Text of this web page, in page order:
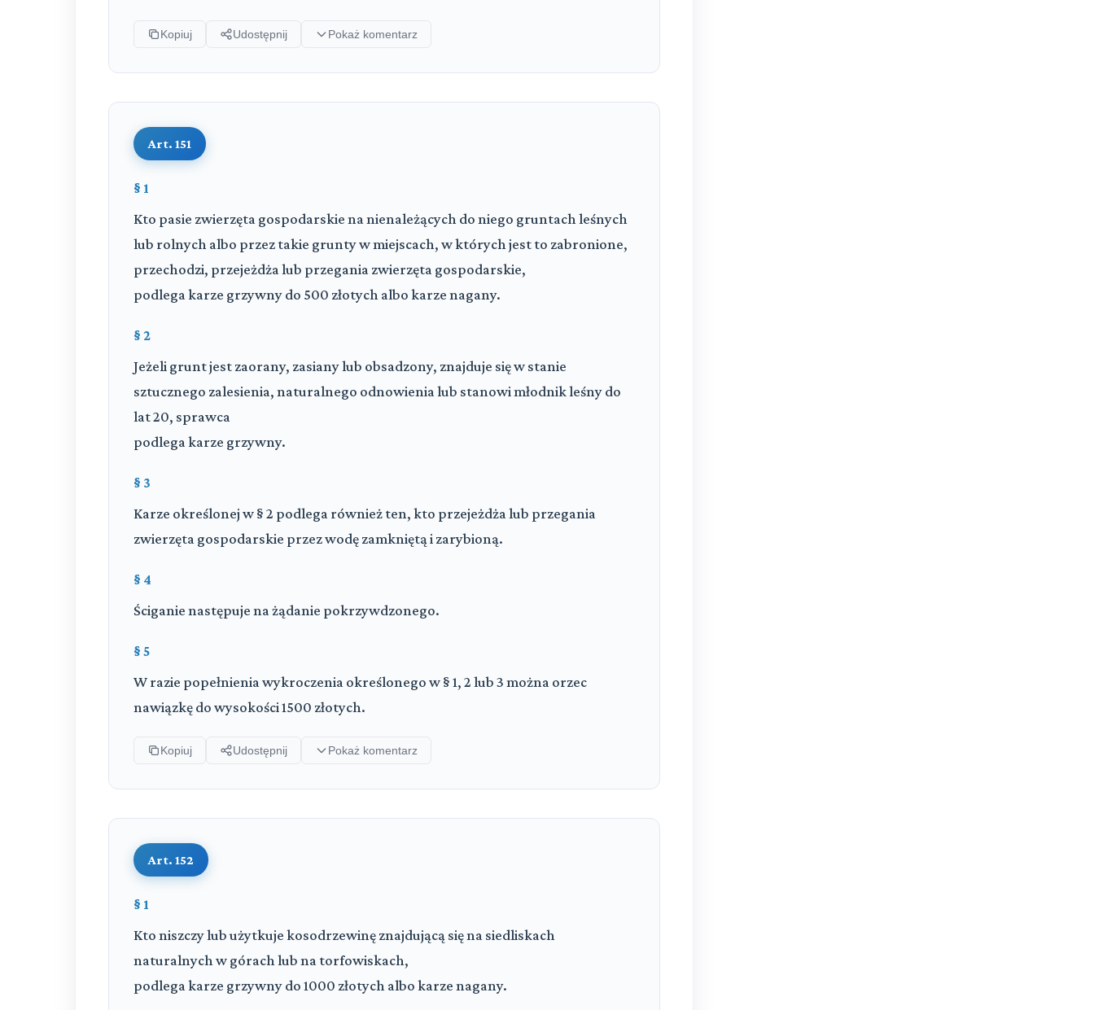
Kopiuj Udostępnij Pokaż komentarz
Art. 151
§ 1
Kto pasie zwierzęta gospodarskie na nienależących do niego gruntach leśnych
lub rolnych albo przez takie grunty w miejscach, w których jest to zabronione,
przechodzi, przejeżdża lub przegania zwierzęta gospodarskie,
podlega karze grzywny do 500 złotych albo karze nagany.
§ 2
Jeżeli grunt jest zaorany, zasiany lub obsadzony, znajduje się w stanie
sztucznego zalesienia, naturalnego odnowienia lub stanowi młodnik leśny do
lat 20, sprawca
podlega karze grzywny.
§ 3
Karze określonej w § 2 podlega również ten, kto przejeżdża lub przegania
zwierzęta gospodarskie przez wodę zamkniętą i zarybioną.
§ 4
Ściganie następuje na żądanie pokrzywdzonego.
§ 5
W razie popełnienia wykroczenia określonego w § 1, 2 lub 3 można orzec
nawiązkę do wysokości 1500 złotych.
Kopiuj Udostępnij Pokaż komentarz
Art. 152
§ 1
Kto niszczy lub użytkuje kosodrzewinę znajdującą się na siedliskach
naturalnych w górach lub na torfowiskach,
podlega karze grzywny do 1000 złotych albo karze nagany.